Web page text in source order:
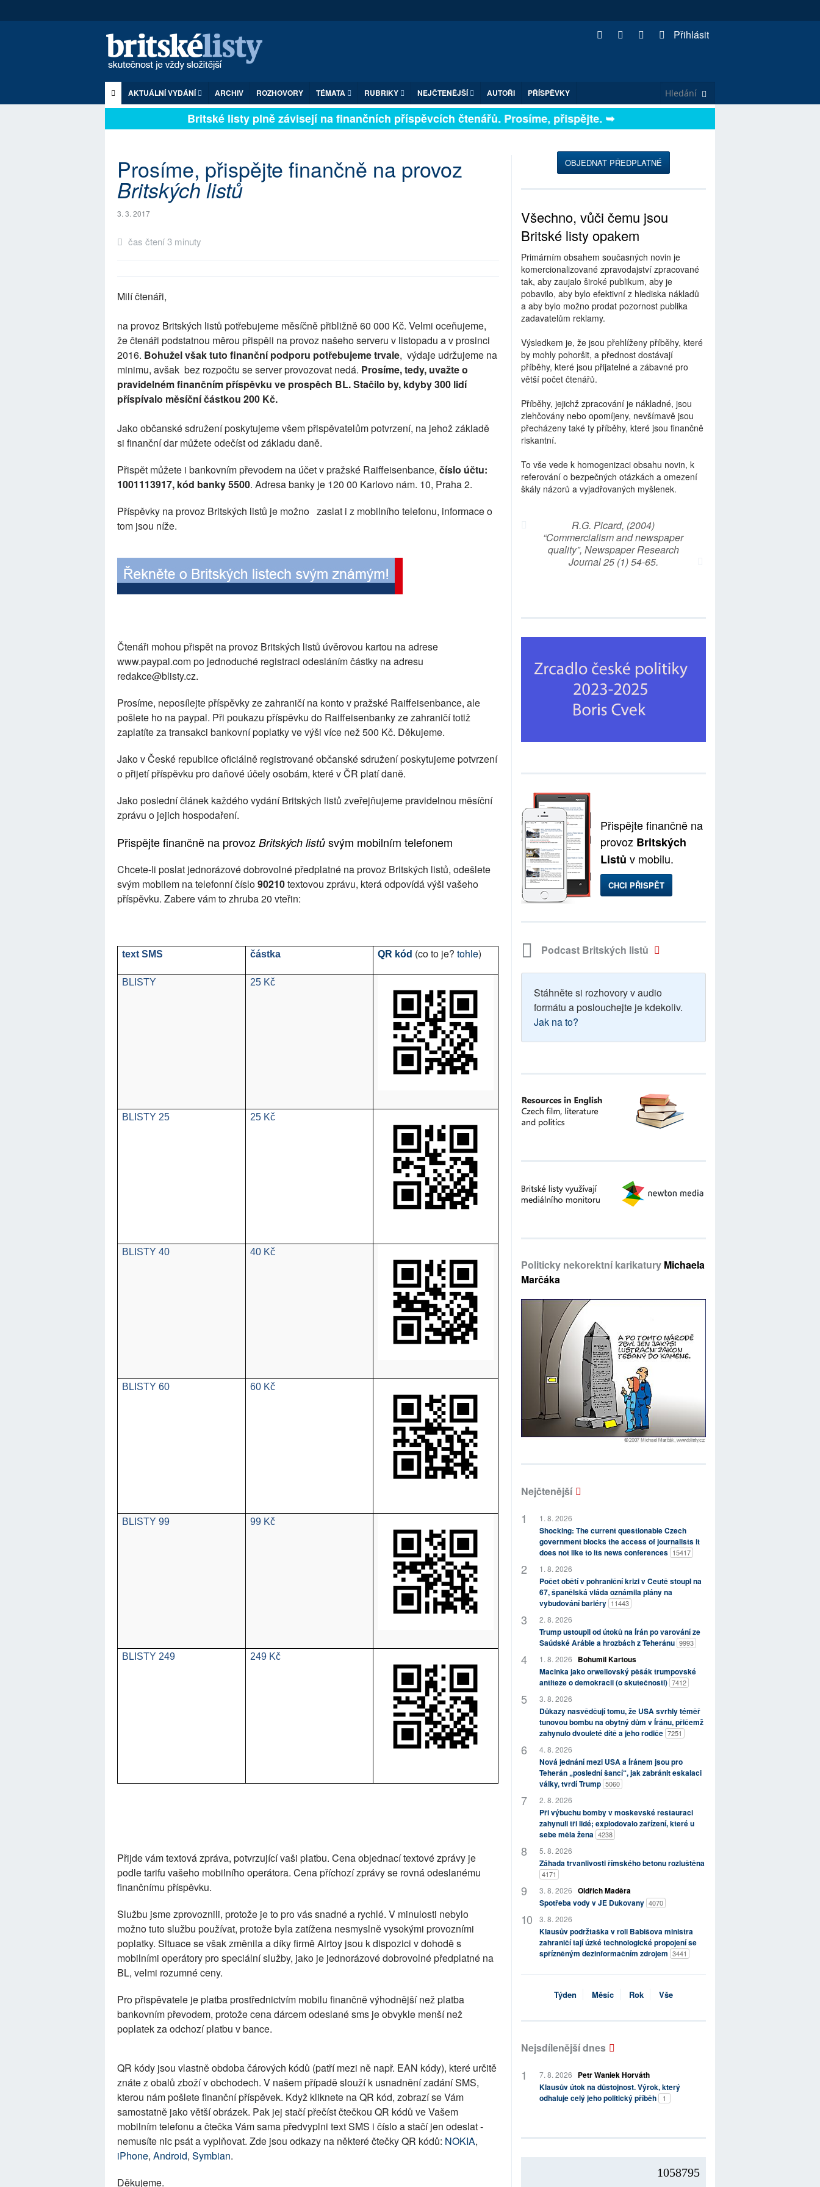
Přihlásit
AKTUÁLNÍ VYDÁNÍ ARCHIV ROZHOVORY TÉMATA RUBRIKY NEJČTENĚJŠÍ AUTOŘI PŘÍSPĚVKY
Britské listy plně závisejí na finančních příspěvcích čtenářů. Prosíme, přispějte. ➥
Prosíme, přispějte finančně na provoz
Britských listů
3. 3. 2017
čas čtení 3 minuty
Milí čtenáři,
na provoz Britských listů potřebujeme měsíčně přibližně 60 000 Kč. Velmi oceňujeme,
že čtenáři podstatnou měrou přispěli na provoz našeho serveru v listopadu a v prosinci
2016. Bohužel však tuto finanční podporu potřebujeme trvale, výdaje udržujeme na
minimu, avšak bez rozpočtu se server provozovat nedá. Prosíme, tedy, uvažte o
pravidelném finančním příspěvku ve prospěch BL.Stačilo by, kdyby 300 lidí
příspívalo měsíční částkou 200 Kč.
Jako občanské sdružení poskytujeme všem přispěvatelům potvrzení, na jehož základě
si finanční dar můžete odečíst od základu daně.
Přispět můžete i bankovním převodem na účet v pražské Raiffeisenbance, číslo účtu:
1001113917, kód banky 5500. Adresa banky je 120 00 Karlovo nám. 10, Praha 2.
Příspěvky na provoz Britských listů je možno zaslat i z mobilního telefonu, informace o
tom jsou níže.
Čtenáři mohou přispět na provoz Britských listů úvěrovou kartou na adrese
www.paypal.com po jednoduché registraci odesláním částky na adresu
redakce@blisty.cz.
Prosíme, neposílejte příspěvky ze zahraničí na konto v pražské Raiffeisenbance, ale
pošlete ho na paypal. Při poukazu příspěvku do Raiffeisenbanky ze zahraničí totiž
zaplatíte za transakci bankovní poplatky ve výši více než 500 Kč. Děkujeme.
Jako v České republice oficiálně registrované občanské sdružení poskytujeme potvrzení
o přijetí příspěvku pro daňové účely osobám, které v ČR platí daně.
Jako poslední článek každého vydání Britských listů zveřejňujeme pravidelnou měsíční
zprávu o jejich hospodaření.
Přispějte finančně na provoz Britských listů svým mobilním telefonem
Chcete-li poslat jednorázové dobrovolné předplatné na provoz Britských listů, odešlete
svým mobilem na telefonní číslo90210textovou zprávu, která odpovídá výši vašeho
příspěvku. Zabere vám to zhruba 20 vteřin:
text SMS částka QR kód (co to je?tohle)
BLISTY 25 Kč
BLISTY 25 25 Kč
BLISTY 40 40 Kč
BLISTY 60 60 Kč
BLISTY 99 99 Kč
BLISTY 249 249 Kč
Přijde vám textová zpráva, potvrzující vaši platbu. Cena objednací textové zprávy je
podle tarifu vašeho mobilního operátora. Cena příchozí zprávy se rovná odeslanému
finančnímu příspěvku.
Službu jsme zprovoznili, protože je to pro vás snadné a rychlé. V minulosti nebylo
možno tuto službu používat, protože byla zatížena nesmyslně vysokými provozními
poplatky. Situace se však změnila a díky firmě Airtoy jsou k dispozici v dohodě s
mobilními operátory pro speciální služby, jako je jednorázové dobrovolné předplatné na
BL, velmi rozumné ceny.
Pro přispěvatele je platba prostřednictvím mobilu finančně výhodnější než platba
bankovním převodem, protože cena dárcem odeslané sms je obvykle menší než
poplatek za odchozí platbu v bance.
QR kódy jsou vlastně obdoba čárových kódů (patří mezi ně např. EAN kódy), které určitě
znáte z obalů zboží v obchodech. V našem případě slouží k usnadnění zadání SMS,
kterou nám pošlete finanční příspěvek. Když kliknete na QR kód, zobrazí se Vám
samostatně jako větší obrázek. Pak jej stačí přečíst čtečkou QR kódů ve Vašem
mobilním telefonu a čtečka Vám sama předvyplni text SMS i číslo a stačí jen odeslat -
nemusíte nic psát a vyplňovat. Zde jsou odkazy na některé čtečky QR kódů: NOKIA,
iPhone, Android, Symbian.
Děkujeme.
OBJEDNAT PŘEDPLATNÉ
Všechno, vůči čemu jsou
Britské listy opakem
Primárním obsahem současných novin je
komercionalizované zpravodajství zpracované
tak, aby zaujalo široké publikum, aby je
pobavilo, aby bylo efektivní z hlediska nákladů
a aby bylo možno prodat pozornost publika
zadavatelům reklamy.
Výsledkem je, že jsou přehlíženy příběhy, které
by mohly pohoršit, a přednost dostávají
příběhy, které jsou přijatelné a zábavné pro
větší počet čtenářů.
Příběhy, jejichž zpracování je nákladné, jsou
zlehčovány nebo opomíjeny, nevšímavě jsou
přecházeny také ty příběhy, které jsou finančně
riskantní.
To vše vede k homogenizaci obsahu novin, k
referování o bezpečných otázkách a omezení
škály názorů a vyjadřovaných myšlenek.
R.G. Picard, (2004)
“Commercialism and newspaper
quality”, Newspaper Research
Journal 25 (1) 54-65.
Přispějte finančně na
provoz Britských
Listů v mobilu.
CHCI PŘISPĚT
Podcast Britských listů
Stáhněte si rozhovory v audio
formátu a poslouchejte je kdekoliv.
Jak na to?
Politicky nekorektní karikatury Michaela
Marčáka
Nejčtenější
1. 8. 2026
Shocking: The current questionable Czech
government blocks the access of journalists it
does not like to its news conferences 15417
1. 8. 2026
Počet obětí v pohraniční krizi v Ceutě stoupl na
67, španělská vláda oznámila plány na
vybudování bariéry 11443
2. 8. 2026
Trump ustoupil od útoků na Írán po varování ze
Saúdské Arábie a hrozbách z Teheránu 9993
1. 8. 2026
Bohumil Kartous
Macinka jako orwellovský pěšák trumpovské
antiteze o demokracii (o skutečnosti) 7412
3. 8. 2026
Důkazy nasvědčují tomu, že USA svrhly téměř
tunovou bombu na obytný dům v Íránu, přičemž
zahynulo dvouleté dítě a jeho rodiče 7251
4. 8. 2026
Nová jednání mezi USA a Íránem jsou pro
Teherán „poslední šancí“, jak zabránit eskalaci
války, tvrdí Trump 5060
2. 8. 2026
Při výbuchu bomby v moskevské restauraci
zahynuli tři lidé; explodovalo zařízení, které u
sebe měla žena 4238
5. 8. 2026
Záhada trvanlivosti římského betonu rozluštěna
4171
3. 8. 2026 Oldřich Maděra
Spotřeba vody v JE Dukovany 4070
3. 8. 2026
Klausův podržtaška v roli Babišova ministra
zahraničí tají úzké technologické propojení se
spřízněným dezinformačním zdrojem 3441
Týden Měsíc Rok Vše
Nejsdílenější dnes
7. 8. 2026
Petr Waniek Horváth
Klausův útok na důstojnost. Výrok, který
odhaluje celý jeho politický příběh
1
1058795